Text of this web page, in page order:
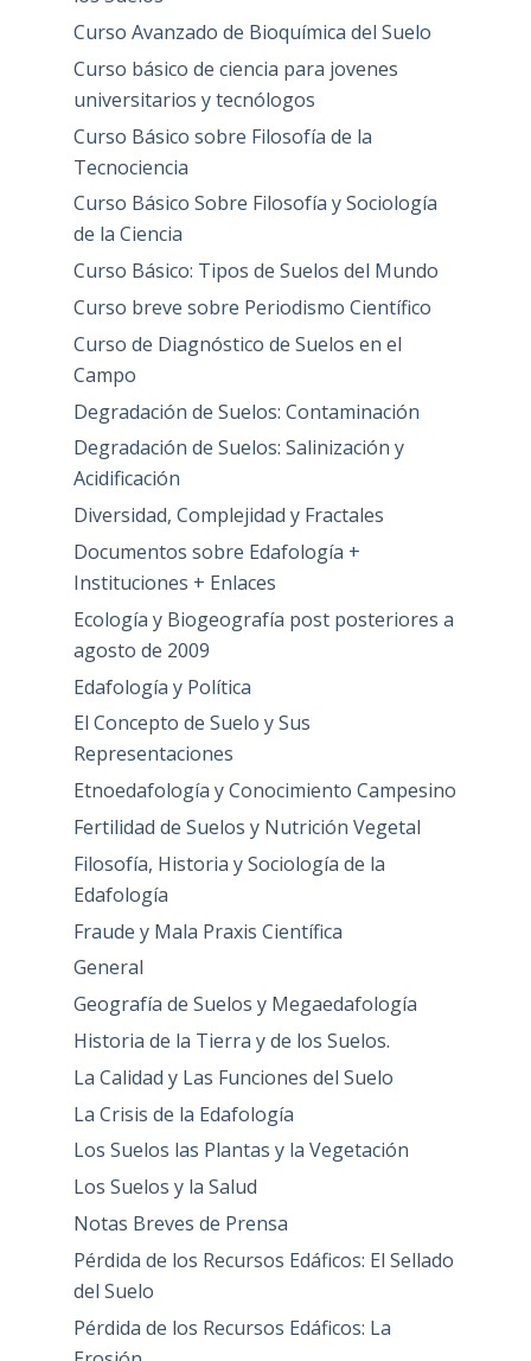
Curso Avanzado de Bioquímica del Suelo
Curso básico de ciencia para jovenes
universitarios y tecnólogos
Curso Básico sobre Filosofía de la
Tecnociencia
Curso Básico Sobre Filosofía y Sociología
de la Ciencia
Curso Básico: Tipos de Suelos del Mundo
Curso breve sobre Periodismo Científico
Curso de Diagnóstico de Suelos en el
Campo
Degradación de Suelos: Contaminación
Degradación de Suelos: Salinización y
Acidificación
Diversidad, Complejidad y Fractales
Documentos sobre Edafología +
Instituciones + Enlaces
Ecología y Biogeografía post posteriores a
agosto de 2009
Edafología y Política
El Concepto de Suelo y Sus
Representaciones
Etnoedafología y Conocimiento Campesino
Fertilidad de Suelos y Nutrición Vegetal
Filosofía, Historia y Sociología de la
Edafología
Fraude y Mala Praxis Científica
General
Geografía de Suelos y Megaedafología
Historia de la Tierra y de los Suelos.
La Calidad y Las Funciones del Suelo
La Crisis de la Edafología
Los Suelos las Plantas y la Vegetación
Los Suelos y la Salud
Notas Breves de Prensa
Pérdida de los Recursos Edáficos: El Sellado
del Suelo
Pérdida de los Recursos Edáficos: La